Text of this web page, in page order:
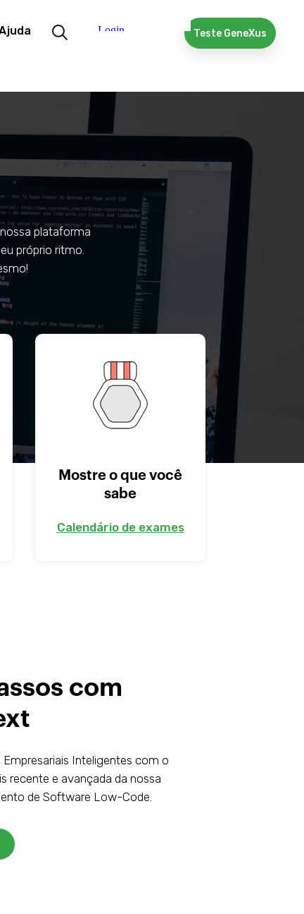
Teste GeneXus
plataforma
próprio ritmo.
Mostre o que você
sabe
Calendário de exames
com
Inteligentes com o
recente e avançada da nossa
de Software Low-Code.